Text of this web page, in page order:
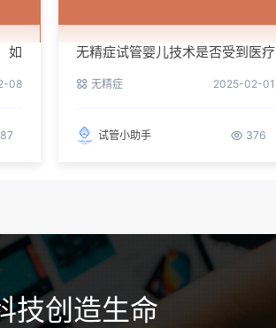
如
08
无精症试管婴儿技术是否受到医疗
无精症 2025-02-01
试管小助手 376
技创造生命